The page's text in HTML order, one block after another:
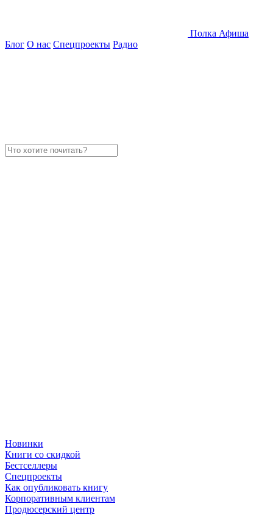
Полка Афиша
Блог О нас Спецпроекты Радио
Новинки
Книги со скидкой
Бестселлеры
Спецпроекты
Как опубликовать книгу
Корпоративным клиентам
Продюсерский центр